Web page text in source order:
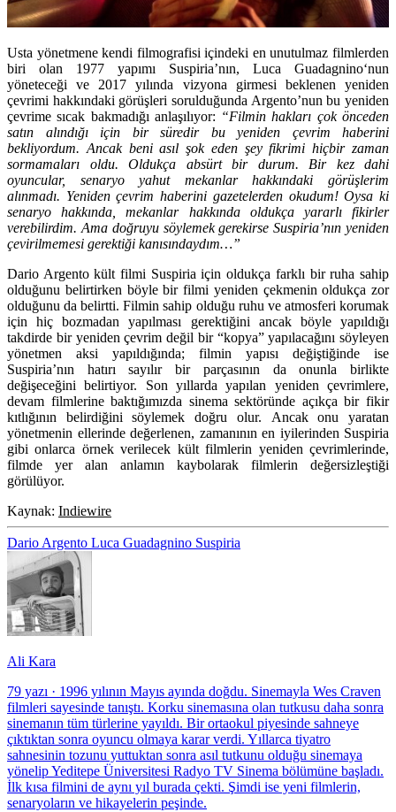
Usta yönetmene kendi filmografisi içindeki en unutulmaz filmlerden
biri olan 1977 yapımı Suspiria’nın, Luca Guadagnino‘nun
yöneteceği ve 2017 yılında vizyona girmesi beklenen yeniden
çevrimi hakkındaki görüşleri sorulduğunda Argento’nun bu yeniden
çevrime sıcak bakmadığı anlaşılıyor: “Filmin hakları çok önceden
satın alındığı için bir süredir bu yeniden çevrim haberini
bekliyordum. Ancak beni asıl şok eden şey fikrimi hiçbir zaman
sormamaları oldu. Oldukça absürt bir durum. Bir kez dahi
oyuncular, senaryo yahut mekanlar hakkındaki görüşlerim
alınmadı. Yeniden çevrim haberini gazetelerden okudum! Oysa ki
senaryo hakkında, mekanlar hakkında oldukça yararlı fikirler
verebilirdim. Ama doğruyu söylemek gerekirse Suspiria’nın yeniden
çevirilmemesi gerektiği kanısındaydım…”
Dario Argento kült filmi Suspiria için oldukça farklı bir ruha sahip
olduğunu belirtirken böyle bir filmi yeniden çekmenin oldukça zor
olduğunu da belirtti. Filmin sahip olduğu ruhu ve atmosferi korumak
için hiç bozmadan yapılması gerektiğini ancak böyle yapıldığı
takdirde bir yeniden çevrim değil bir “kopya” yapılacağını söyleyen
yönetmen aksi yapıldığında; filmin yapısı değiştiğinde ise
Suspiria’nın hatırı sayılır bir parçasının da onunla birlikte
değişeceğini belirtiyor. Son yıllarda yapılan yeniden çevrimlere,
devam filmlerine baktığımızda sinema sektöründe açıkça bir fikir
kıtlığının belirdiğini söylemek doğru olur. Ancak onu yaratan
yönetmenin ellerinde değerlenen, zamanının en iyilerinden Suspiria
gibi onlarca örnek verilecek kült filmlerin yeniden çevrimlerinde,
filmde yer alan anlamın kaybolarak filmlerin değersizleştiği
görülüyor.
Kaynak: Indiewire
Dario Argento Luca Guadagnino Suspiria
Ali Kara
79 yazı · 1996 yılının Mayıs ayında doğdu. Sinemayla Wes Craven
filmleri sayesinde tanıştı. Korku sinemasına olan tutkusu daha sonra
sinemanın tüm türlerine yayıldı. Bir ortaokul piyesinde sahneye
çıktıktan sonra oyuncu olmaya karar verdi. Yıllarca tiyatro
sahnesinin tozunu yuttuktan sonra asıl tutkunu olduğu sinemaya
yönelip Yeditepe Üniversitesi Radyo TV Sinema bölümüne başladı.
İlk kısa filmini de aynı yıl burada çekti. Şimdi ise yeni filmlerin,
senaryoların ve hikayelerin peşinde.